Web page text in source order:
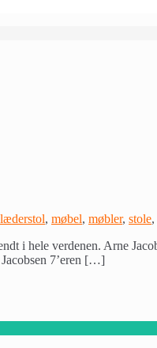
læderstol, møbel, møbler, stole,
i hele verdenen. Arne
7’eren […]